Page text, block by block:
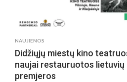
KELIAUJA
Į
NAUJIENOS
Didžiųjų miestų kino
naujai restauruotos lietuvių
premjeros